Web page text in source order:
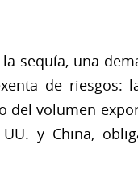
sequía, una
de riesgos:
del volumen
y China,